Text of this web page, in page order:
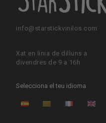
info@starstickvinilos.com
Xat en línia de dilluns a
divendres de 9 a 16h
Selecciona el teu idioma
ES CA FR